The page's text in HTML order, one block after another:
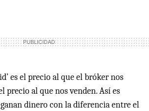
es el precio al que el bróker nos
precio al que nos venden. Así es
dinero con la diferencia entre el